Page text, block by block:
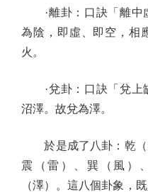
·離卦：口訣「離中
為陰，即虛、即空，相
火。
·兌卦：口訣「兌上
沼澤。故兌為澤。
於是成了八卦：乾（
震（雷）、巽（風）
（澤）。這八個卦象，